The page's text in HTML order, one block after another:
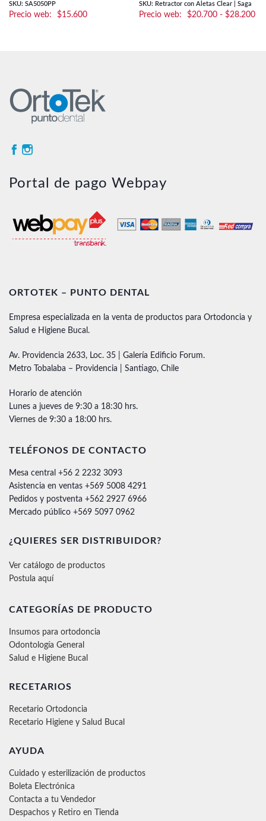
SKU: SA5050PP
$15.600
SKU: Retractor con Aletas Clear | Saga
$20.700 - $28.200
Portal de pago Webpay
ORTOTEK – PUNTO DENTAL
Empresa especializada en la venta de productos para Ortodoncia y
Salud e Higiene Bucal.
Av. Providencia 2633, Loc. 35 | Galería Edificio Forum.
Metro Tobalaba – Providencia | Santiago, Chile
Horario de atención
Lunes a jueves de 9:30 a 18:30 hrs.
Viernes de 9:30 a 18:00 hrs.
TELÉFONOS DE CONTACTO
Mesa central +56 2 2232 3093
Asistencia en ventas +569 5008 4291
Pedidos y postventa +562 2927 6966
Mercado público +569 5097 0962
¿QUIERES SER DISTRIBUIDOR?
Ver catálogo de productos
Postula aquí
CATEGORÍAS DE PRODUCTO
Insumos para ortodoncia
Odontología General
Salud e Higiene Bucal
RECETARIOS
Recetario Ortodoncia
Recetario Higiene y Salud Bucal
AYUDA
Cuidado y esterilización de productos
Boleta Electrónica
Contacta a tu Vendedor
Despachos y Retiro en Tienda